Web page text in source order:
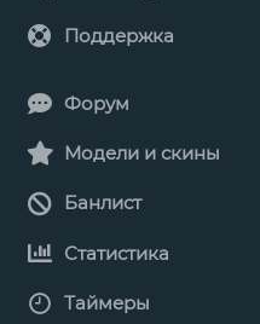
Поддержка
Форум
Модели и скины
Банлист
Статистика
Таймеры